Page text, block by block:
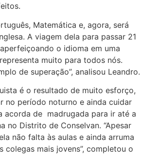
Matemática e, agora, será
A viagem dela para passar 21
o idioma em uma
muito para todos nós.
de superação”, analisou Leandro.
é o resultado de muito esforço,
no período noturno e ainda cuidar
acorda de madrugada para ir até a
no Distrito de Conselvan. “Apesar
não falta às aulas e ainda arruma
colegas mais jovens”, completou o